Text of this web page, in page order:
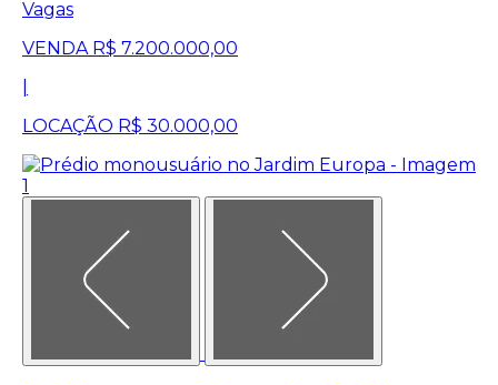
Vagas
VENDA R$ 7.200.000,00
LOCAÇÃO R$ 30.000,00